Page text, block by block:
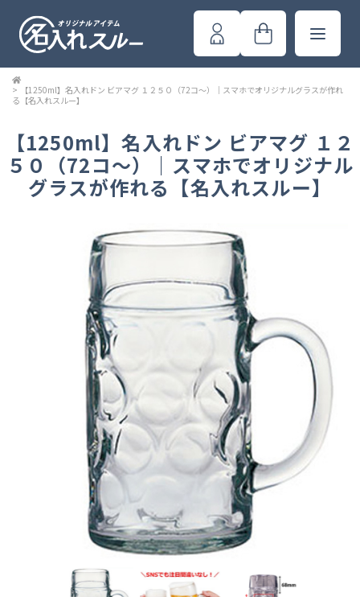
>
【1250ml】名入れドン ビアマグ １２５０（72コ～）｜スマホでオリジナルグラスが作れ
る【名入れスルー】
【1250ml】名入れドン ビアマグ １２
５０（72コ～）｜スマホでオリジナル
グラスが作れる【名入れスルー】